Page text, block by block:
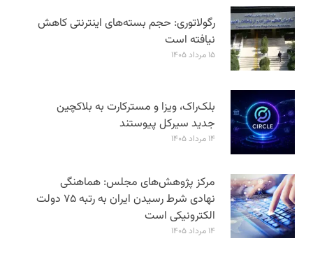
رگولاتوری: حجم بسته‌های اینترنتی کاهش
نیافته است
۱۵ مرداد ۱۴۰۵
بلک‌راک، ویزا و مسترکارت به بلاکچین
جدید سیرکل پیوستند
۱۴ مرداد ۱۴۰۵
مرکز پژوهش‌های مجلس: هماهنگی
نهادی شرط رسیدن ایران به رتبه ۷۵ دولت
الکترونیکی است
۱۴ مرداد ۱۴۰۵